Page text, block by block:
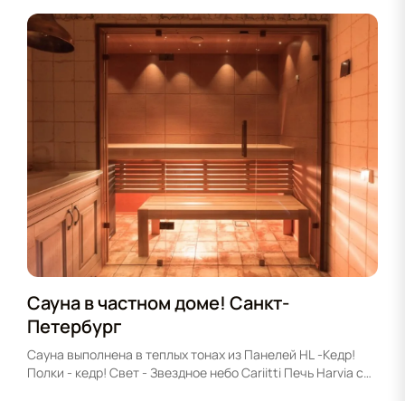
Сауна в частном доме! Санкт-
Петербург
Сауна выполнена в теплых тонах из Панелей HL -Кедр!
Полки - кедр! Свет - Звездное небо Cariitti Печь Harvia с